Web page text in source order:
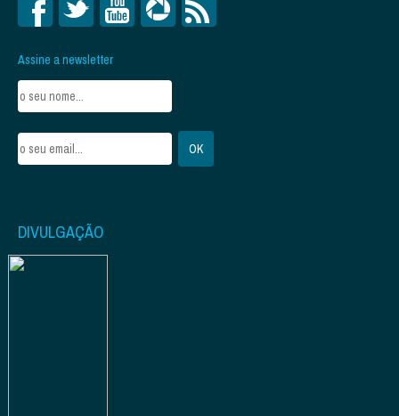
Assine a newsletter
DIVULGAÇÃO